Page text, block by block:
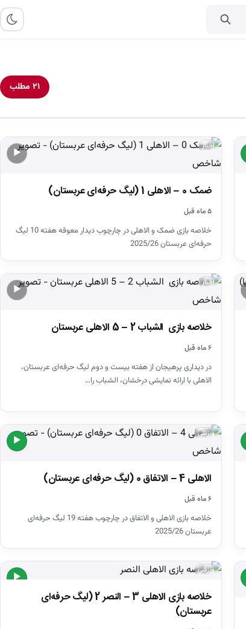
۲۱ مطلب
▶
اخبار
ضمک 0 – الاهلی 1 (لیگ حرفه‌ای عربستان)
۵ ماه قبل
خلاصه بازی ضمک و الاهلی در چارچوب دیدار معوقه هفته 10 لیگ
حرفه‌ای عربستان 2025/26
▶
اخبار
خلاصه بازی الشباب 2 – 5 الاهلی عربستان
۶ ماه قبل
در دیداری پرهیجان از هفته بیست و دوم لیگ حرفه‌ای عربستان،
الاهلی با ارائه نمایشی درخشان، الشباب را…
▶
ورزشی
الاهلی 4 – الاتفاق 0 (لیگ حرفه‌ای عربستان)
۶ ماه قبل
خلاصه بازی الاهلی و الاتفاق در چارچوب هفته 19 لیگ حرفه‌ای
عربستان 2025/26
▶
ورزشی
خلاصه بازی الاهلی 3 – النصر 2 (لیگ حرفه‌ای
عربستان)